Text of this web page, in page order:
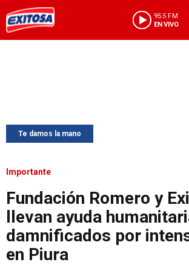
95.5 FM
EN VIVO
Te damos la mano
Importante
Fundación Romero y
llevan ayuda
damnificados por
en Piura